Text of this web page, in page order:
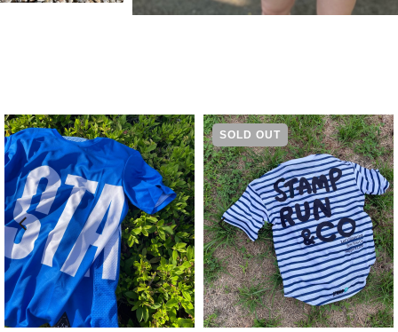
5,500
SOLD OUT
¥5,940